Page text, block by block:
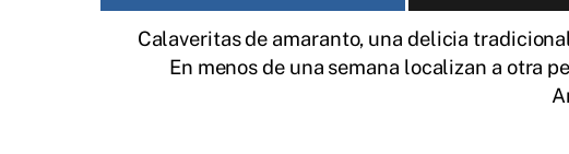
Calaveritas de amaranto, una delicia
En menos de una semana localizan a otra